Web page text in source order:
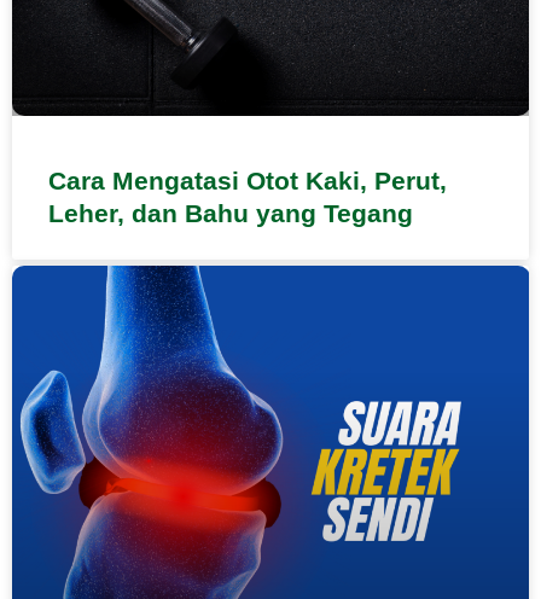
Cara Mengatasi Otot Kaki, Perut,
Leher, dan Bahu yang Tegang